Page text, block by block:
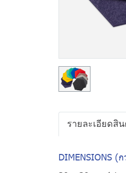
รายละเอียดสิ
DIMENSIONS (